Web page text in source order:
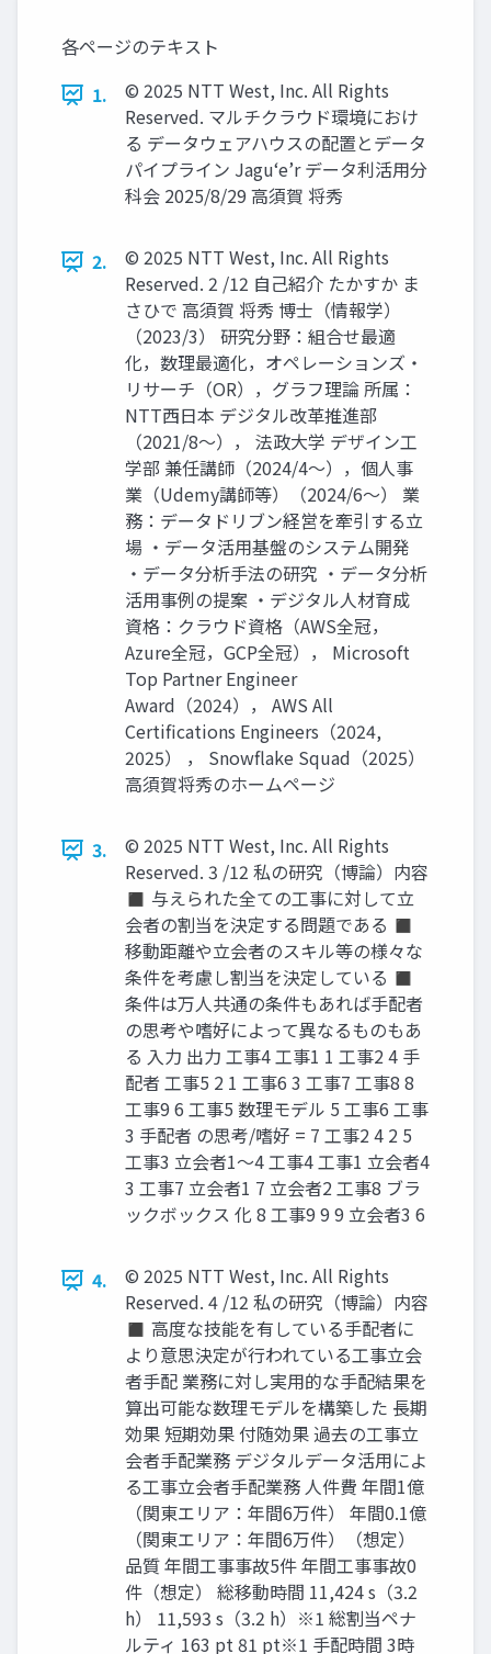
各ページのテキスト
1.
© 2025 NTT West, Inc. All Rights
Reserved. マルチクラウド環境におけ
る データウェアハウスの配置とデータ
パイプライン Jagu‘e’r データ利活用分
科会 2025/8/29 高須賀 将秀
2.
© 2025 NTT West, Inc. All Rights
Reserved. 2 /12 自己紹介 たかすか ま
さひで 高須賀 将秀 博士（情報学）
（2023/3） 研究分野：組合せ最適
化，数理最適化，オペレーションズ・
リサーチ（OR），グラフ理論 所属：
NTT西日本 デジタル改革推進部
（2021/8～）， 法政大学 デザイン工
学部 兼任講師（2024/4～），個人事
業（Udemy講師等）（2024/6～） 業
務：データドリブン経営を牽引する立
場 ・データ活用基盤のシステム開発
・データ分析手法の研究 ・データ分析
活用事例の提案 ・デジタル人材育成
資格：クラウド資格（AWS全冠，
Azure全冠，GCP全冠）， Microsoft
Top Partner Engineer
Award（2024）， AWS All
Certifications Engineers（2024,
2025） ， Snowflake Squad（2025）
高須賀将秀のホームページ
3.
© 2025 NTT West, Inc. All Rights
Reserved. 3 /12 私の研究（博論）内容
◼ 与えられた全ての工事に対して立
会者の割当を決定する問題である ◼
移動距離や立会者のスキル等の様々な
条件を考慮し割当を決定している ◼
条件は万人共通の条件もあれば手配者
の思考や嗜好によって異なるものもあ
る 入力 出力 工事4 工事1 1 工事2 4 手
配者 工事5 2 1 工事6 3 工事7 工事8 8
工事9 6 工事5 数理モデル 5 工事6 工事
3 手配者 の思考/嗜好 = 7 工事2 4 2 5
工事3 立会者1～4 工事4 工事1 立会者4
3 工事7 立会者1 7 立会者2 工事8 ブラ
ックボックス 化 8 工事9 9 9 立会者3 6
4.
© 2025 NTT West, Inc. All Rights
Reserved. 4 /12 私の研究（博論）内容
◼ 高度な技能を有している手配者に
より意思決定が行われている工事立会
者手配 業務に対し実用的な手配結果を
算出可能な数理モデルを構築した 長期
効果 短期効果 付随効果 過去の工事立
会者手配業務 デジタルデータ活用によ
る工事立会者手配業務 人件費 年間1億
（関東エリア：年間6万件） 年間0.1億
（関東エリア：年間6万件）（想定）
品質 年間工事事故5件 年間工事事故0
件（想定） 総移動時間 11,424 s（3.2
h） 11,593 s（3.2 h）※1 総割当ペナ
ルティ 163 pt 81 pt※1 手配時間 3時